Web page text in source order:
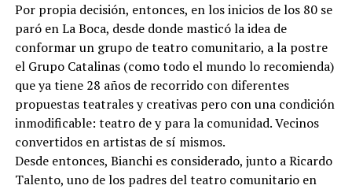
Por propia decisión, entonces, en los inicios de los 80 se
paró en La Boca, desde donde masticó la idea de
conformar un grupo de teatro comunitario, a la postre
el Grupo Catalinas (como todo el mundo lo recomienda)
que ya tiene 28 años de recorrido con diferentes
propuestas teatrales y creativas pero con una condición
inmodificable: teatro de y para la comunidad. Vecinos
convertidos en artistas de sí mismos.
Desde entonces, Bianchi es considerado, junto a Ricardo
Talento, uno de los padres del teatro comunitario en